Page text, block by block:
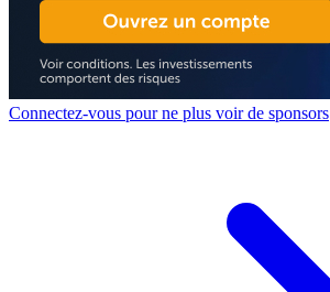
Connectez-vous pour ne plus voir de sponsors